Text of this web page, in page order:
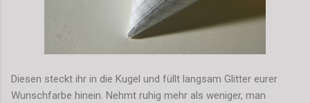
Diesen steckt ihr in die Kugel und füllt langsam Glitter eurer
Wunschfarbe hinein. Nehmt ruhig mehr als weniger, man